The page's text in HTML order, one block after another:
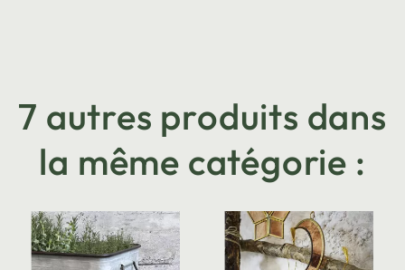
7 autres produits dans
la même catégorie :